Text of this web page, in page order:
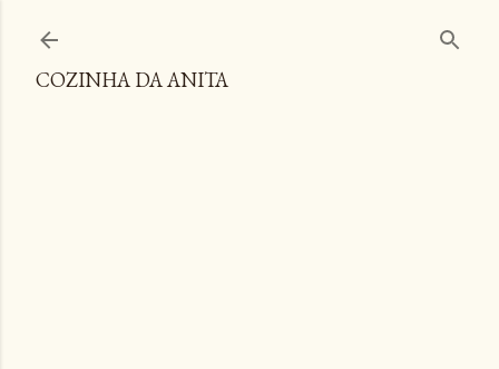
COZINHA DA ANITA